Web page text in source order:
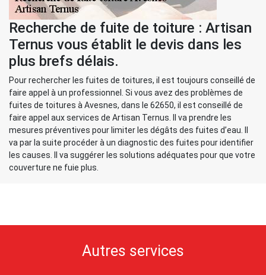
Recherche de fuite de toiture : Artisan
Ternus vous établit le devis dans les
plus brefs délais.
Pour rechercher les fuites de toitures, il est toujours conseillé de
faire appel à un professionnel. Si vous avez des problèmes de
fuites de toitures à Avesnes, dans le 62650, il est conseillé de
faire appel aux services de Artisan Ternus. Il va prendre les
mesures préventives pour limiter les dégâts des fuites d’eau. Il
va par la suite procéder à un diagnostic des fuites pour identifier
les causes. Il va suggérer les solutions adéquates pour que votre
couverture ne fuie plus.
Autres services